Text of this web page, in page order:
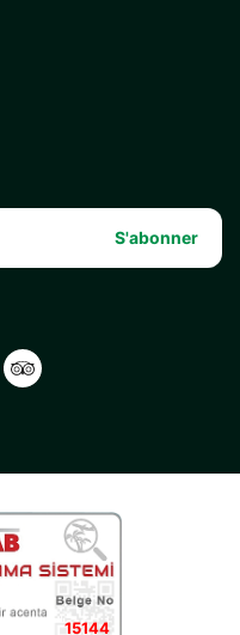
S'abonner
15144